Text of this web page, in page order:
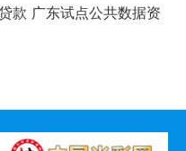
款 广东试点公共数据资